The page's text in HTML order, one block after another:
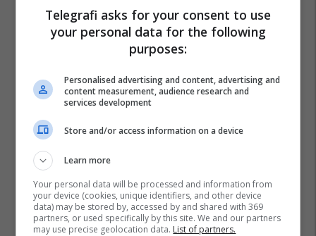
Chatgpt
Telegrafi asks for your consent to use
your personal data for the following
purposes:
Personalised advertising and content, advertising and
content measurement, audience research and
services development
Store and/or access information on a device
Learn more
Your personal data will be processed and information from
your device (cookies, unique identifiers, and other device
data) may be stored by, accessed by and shared with 369
partners, or used specifically by this site. We and our partners
may use precise geolocation data. List of partners.